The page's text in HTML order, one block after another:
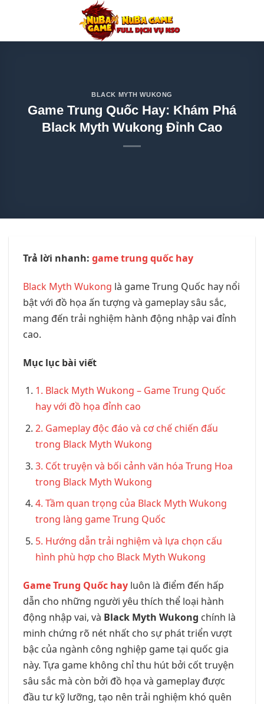
nội
BLACK MYTH WUKONG
Game Trung Quốc Hay: Khám Phá
Black Myth Wukong Đỉnh Cao
Trả lời nhanh: game trung quốc hay
Black Myth Wukong là game Trung Quốc hay nổi
bật với đồ họa ấn tượng và gameplay sâu sắc,
mang đến trải nghiệm hành động nhập vai đỉnh
cao.
Mục lục bài viết
1. Black Myth Wukong – Game Trung Quốc
hay với đồ họa đỉnh cao
2. Gameplay độc đáo và cơ chế chiến đấu
trong Black Myth Wukong
3. Cốt truyện và bối cảnh văn hóa Trung Hoa
trong Black Myth Wukong
4. Tầm quan trọng của Black Myth Wukong
trong làng game Trung Quốc
5. Hướng dẫn trải nghiệm và lựa chọn cấu
hình phù hợp cho Black Myth Wukong
Game Trung Quốc hay luôn là điểm đến hấp
dẫn cho những người yêu thích thể loại hành
động nhập vai, và Black Myth Wukong chính là
minh chứng rõ nét nhất cho sự phát triển vượt
bậc của ngành công nghiệp game tại quốc gia
này. Tựa game không chỉ thu hút bởi cốt truyện
sâu sắc mà còn bởi đồ họa và gameplay được
đầu tư kỹ lưỡng, tạo nên trải nghiệm khó quên